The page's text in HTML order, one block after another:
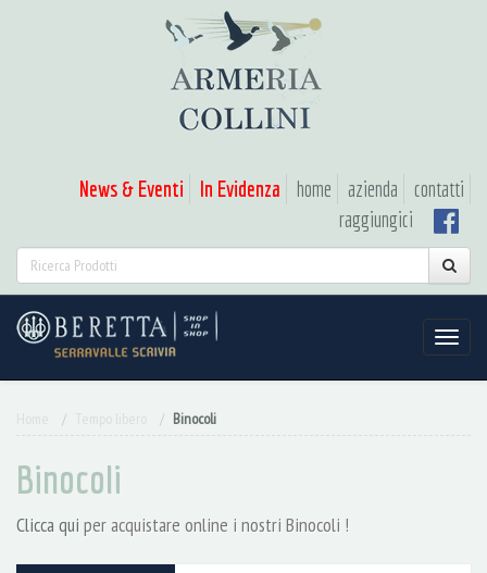
News & Eventi In Evidenza home azienda
contatti
raggiungici
Binocoli
Binocoli
Clicca quiper acquistare online i nostri Binocoli !